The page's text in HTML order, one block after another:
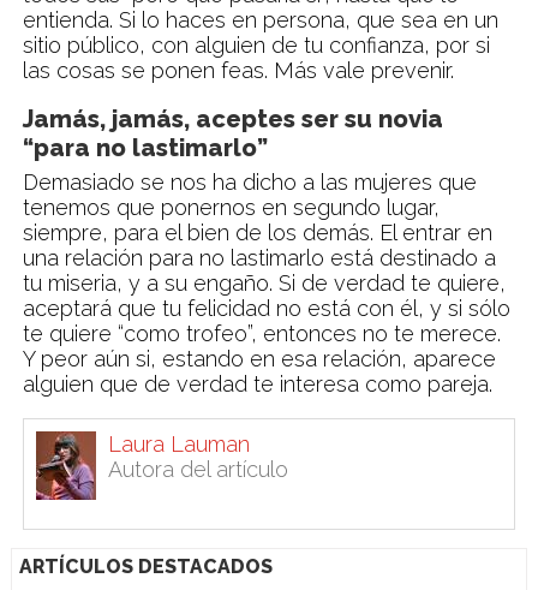
entienda. Si lo haces en persona, que sea en un
sitio público, con alguien de tu confianza, por si
las cosas se ponen feas. Más vale prevenir.
Jamás, jamás, aceptes ser su novia
“para no lastimarlo”
Demasiado se nos ha dicho a las mujeres que
tenemos que ponernos en segundo lugar,
siempre, para el bien de los demás. El entrar en
una relación para no lastimarlo está destinado a
tu miseria, y a su engaño. Si de verdad te quiere,
aceptará que tu felicidad no está con él, y si sólo
te quiere “como trofeo”, entonces no te merece.
Y peor aún si, estando en esa relación, aparece
alguien que de verdad te interesa como pareja.
Laura Lauman
Autora del artículo
ARTÍCULOS DESTACADOS